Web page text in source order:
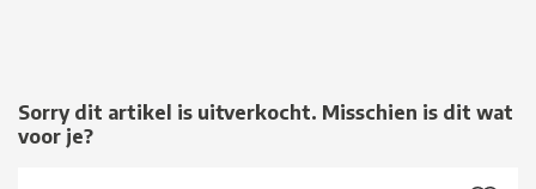
Sorry dit artikel is uitverkocht. Misschien is dit wat
voor je?